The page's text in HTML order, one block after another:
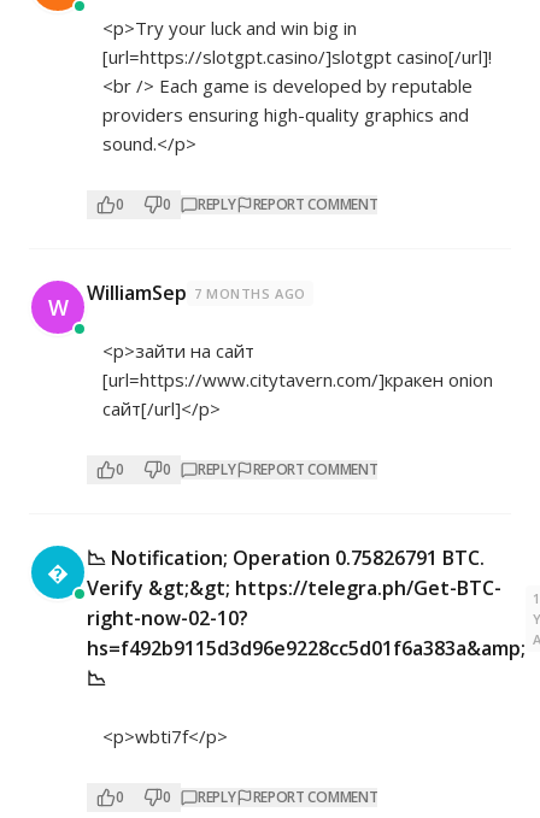
<p>Try your luck and win big in
[url=https://slotgpt.casino/]slotgpt casino[/url]!
<br /> Each game is developed by reputable
providers ensuring high-quality graphics and
sound.</p>
0 0 REPLY REPORT COMMENT
W WilliamSep 7 MONTHS AGO
<p>зайти на сайт
[url=https://www.citytavern.com/]кракен onion
сайт[/url]</p>
0 0 REPLY REPORT COMMENT

📉 Notification; Operation 0.75826791 BTC.
Verify &gt;&gt; https://telegra.ph/Get-BTC-
right-now-02-10?
hs=f492b9115d3d96e9228cc5d01f6a383a&amp;
📉
1
<p>wbti7f</p>
0 0 REPLY REPORT COMMENT